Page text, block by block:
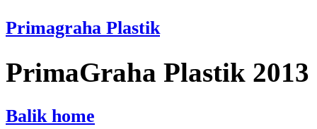
Primagraha Plastik
PrimaGraha Plastik 2013
Balik home